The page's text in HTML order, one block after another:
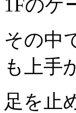
1Fのゲ
その中
も上手
足を止